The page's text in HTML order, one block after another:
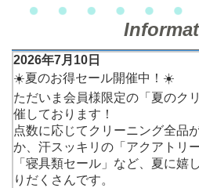
2026年7月10日
☀️夏のお得セール開催中！☀️
ただいま会員様限定の「夏のク
催しております！
点数に応じてクリーニング全品
か、汗スッキリの「アクアトリ
「寝具類セール」など、夏に嬉
りだくさんです。